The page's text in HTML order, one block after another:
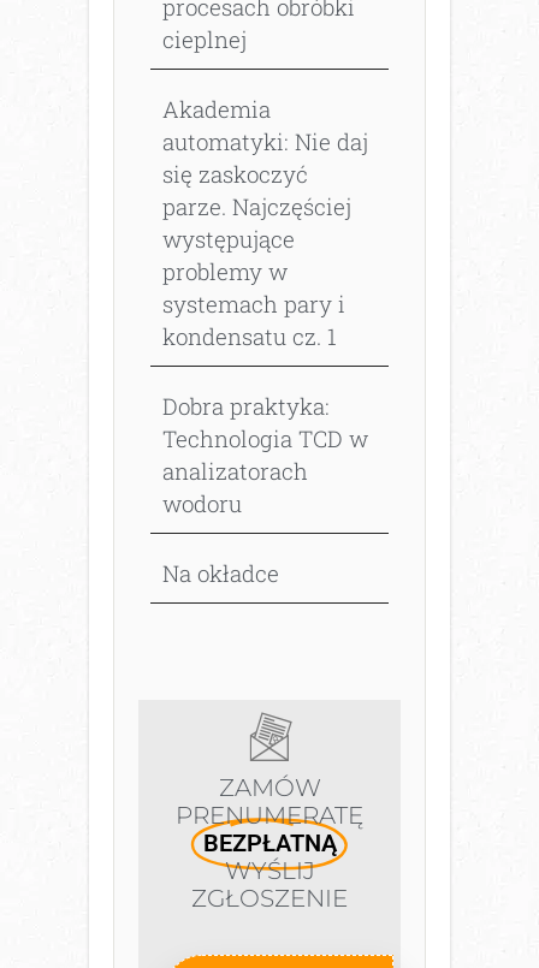
procesach obróbki
cieplnej
Akademia
automatyki: Nie daj
się zaskoczyć
parze. Najczęściej
występujące
problemy w
systemach pary i
kondensatu cz. 1
Dobra praktyka:
Technologia TCD w
analizatorach
wodoru
Na okładce
ZAMÓW
PRENUMERATĘ
BEZPŁATNĄ
WYŚLIJ
ZGŁOSZENIE